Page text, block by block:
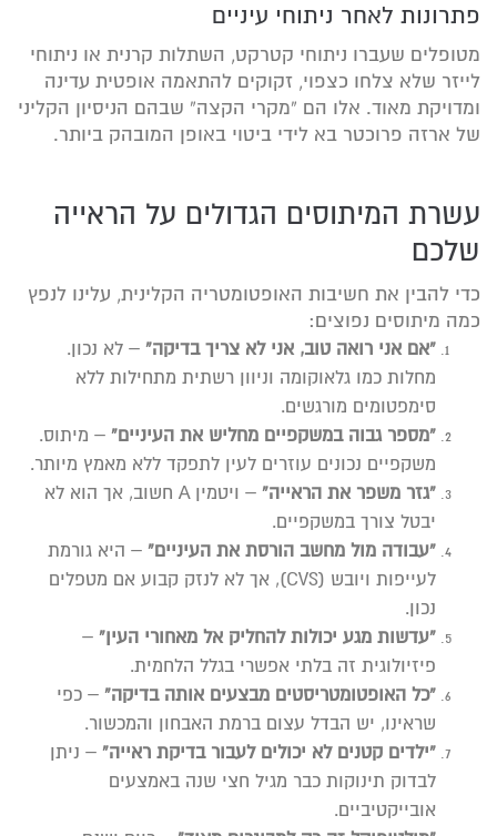
פתרונות לאחר ניתוחי עיניים
מטופלים שעברו ניתוחי קטרקט, השתלות קרנית או ניתוחי
לייזר שלא צלחו כצפוי, זקוקים להתאמה אופטית עדינה
ומדויקת מאוד. אלו הם “מקרי הקצה” שבהם הניסיון הקליני
של ארזה פרוכטר בא לידי ביטוי באופן המובהק ביותר.
עשרת המיתוסים הגדולים על הראייה
שלכם
כדי להבין את חשיבות האופטומטריה הקלינית, עלינו לנפץ
כמה מיתוסים נפוצים:
“אם אני רואה טוב, אני לא צריך בדיקה” – לא נכון.
מחלות כמו גלאוקומה וניוון רשתית מתחילות ללא
סימפטומים מורגשים.
“מספר גבוה במשקפיים מחליש את העיניים” – מיתוס.
משקפיים נכונים עוזרים לעין לתפקד ללא מאמץ מיותר.
“גזר משפר את הראייה”
– ויטמין A חשוב, אך הוא לא
יבטל צורך במשקפיים.
“עבודה מול מחשב הורסת את העיניים” – היא גורמת
לעייפות ויובש (CVS), אך לא לנזק קבוע אם מטפלים
נכון.
“עדשות מגע יכולות להחליק אל מאחורי העין” –
פיזיולוגית זה בלתי אפשרי בגלל הלחמית.
“כל האופטומטריסטים מבצעים אותה בדיקה” – כפי
שראינו, יש הבדל עצום ברמת האבחון והמכשור.
“ילדים קטנים לא יכולים לעבור בדיקת ראייה” – ניתן
לבדוק תינוקות כבר מגיל חצי שנה באמצעים
אובייקטיביים.